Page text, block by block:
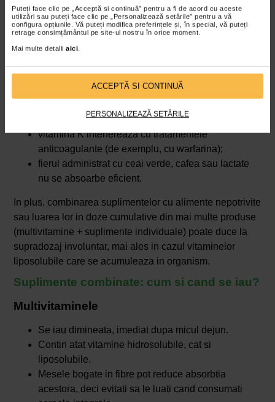
Puteți face clic pe „Acceptă si continuă” pentru a fi de acord cu aceste
utilizări sau puteți face clic pe „Personalizează setările” pentru a vă
configura opțiunile. Vă puteți modifica preferințele și, în special, vă puteți
retrage consimțământul pe site-ul nostru în orice moment.
Mai multe detalii aici
ACCEPTĂ SI CONTINUĂ
PERSONALIZEAZĂ SETĂRILE
O greseala comuna cand se iau vitaminele este
administrarea mai multor suplimente alimentare in
paralel, fara a consulta un medic sau farmacist. Unele
vitamine si minerale interactioneaza negativ intre ele sau
cu anumite medicamente. De exemplu:
vitamina E in combinatie cu anticoagulante creste
zincul in doze mari reduce absorbtia cuprului;
vitamina K interfereaza cu tratamentele
anticoagulante (de exemplu, cu warfarina);
fierul administrat cu ceai verde, cafea sau lactate
nu se absoarbe eficient.
In plus, combinarea suplimentelor cu alimente nepotrivite
sau luarea lor in doze cumulative din mai multe produse
(multivitamine + suplimente individuale) poate duce la
supradozaj involuntar, mai ales in cazul vitaminelor
liposolubile care se acumuleaza in organism.
Suplimente combinate: cum si cand se iau?
Multivitaminele
Se iau dimineata, imediat dupa micul dejun.
Contin atat vitamine hidrosolubile, cat si
liposolubile.
Mesele bogate in fibre pot reduce absorbtia
acestora, deci evitati sa le luati cand consumati